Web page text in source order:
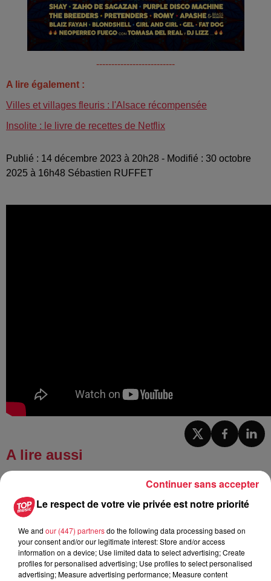
--------------------------
A lire également :
Villes et villages fleuris : l'Alsace récompensée
Insolite : le livre de recettes de Netflix
Publié : 14 décembre 2023 à 20h28 - Modifié : 30 octobre
2025 à 16h48 Sébastien RUFFET
A lire aussi
À Hoerdt, de l’eau brune sort des
6 août 2026
Le respect de votre vie privée est notre priorité
We and our (447) partnersdo the following data processing based on
your consent and/or our legitimate interest: Store and/or access
information on a device; Use limited data to select advertising; Create
profiles for personalised advertising; Use profiles to select personalised
advertising; Measure advertising performance; Measure content
Continuer sans accepter